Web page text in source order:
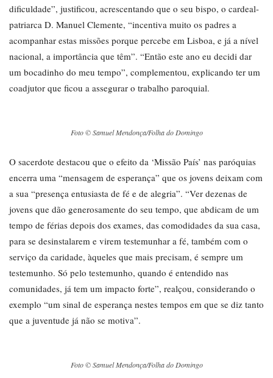
dificuldade”, justificou, acrescentando que o seu bispo, o cardeal-
patriarca D. Manuel Clemente, “incentiva muito os padres a
acompanhar estas missões porque percebe em Lisboa, e já a nível
nacional, a importância que têm”. “Então este ano eu decidi dar
um bocadinho do meu tempo”, complementou, explicando ter um
coadjutor que ficou a assegurar o trabalho paroquial.
Foto © Samuel Mendonça/Folha do Domingo
O sacerdote destacou que o efeito da ‘Missão País’ nas paróquias
encerra uma “mensagem de esperança” que os jovens deixam com
a sua “presença entusiasta de fé e de alegria”. “Ver dezenas de
jovens que dão generosamente do seu tempo, que abdicam de um
tempo de férias depois dos exames, das comodidades da sua casa,
para se desinstalarem e virem testemunhar a fé, também com o
serviço da caridade, àqueles que mais precisam, é sempre um
testemunho. Só pelo testemunho, quando é entendido nas
comunidades, já tem um impacto forte”, realçou, considerando o
exemplo “um sinal de esperança nestes tempos em que se diz tanto
que a juventude já não se motiva”.
Foto © Samuel Mendonça/Folha do Domingo